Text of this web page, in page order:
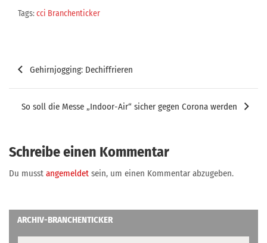
Tags:cci Branchenticker
Beitragsnavigation
Gehirnjogging: Dechiffrieren
So soll die Messe „Indoor-Air“ sicher gegen Corona werden
Schreibe einen Kommentar
Du musst angemeldet sein, um einen Kommentar abzugeben.
ARCHIV-BRANCHENTICKER